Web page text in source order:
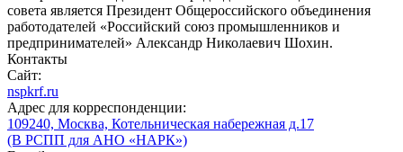
совета является Президент Общероссийского объединения
работодателей «Российский союз промышленников и
предпринимателей» Александр Николаевич Шохин.
Контакты
Сайт:
nspkrf.ru
Адрес для корреспонденции:
109240, Москва, Котельническая набережная д.17
(В РСПП для АНО «НАРК»)